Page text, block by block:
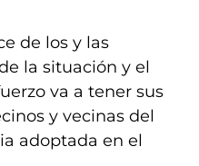
de los y las
la situación y el
va a tener sus
y vecinas del
adoptada en el